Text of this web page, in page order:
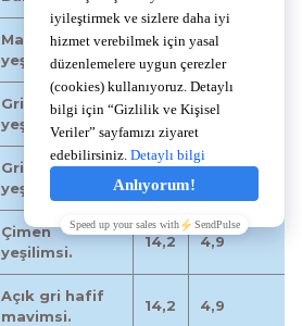
Mavi hafif
yeşil.
14,2 4,9
Gri koyu
yeşilimsi.
14,0 4,8
Gri hafif
yeşilimsi.
Çimen
yeşilimsi.
14,2 4,9
Açık gri hafif
mavimsi.
14,2 4,9